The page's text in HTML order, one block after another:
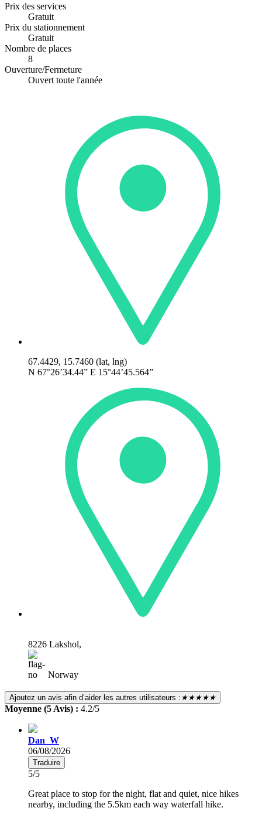
Prix des services
Gratuit
Prix du stationnement
Gratuit
Nombre de places
8
Ouverture/Fermeture
Ouvert toute l'année
67.4429, 15.7460 (lat, lng)
N 67°26’34.44” E 15°44’45.564”
8226 Lakshol,
Norway
Ajoutez un avis afin d’aider les autres utilisateurs : ★★★★★
Moyenne (5 Avis) : 4.2/5
Dan_W
06/08/2026
Traduire
5/5
Great place to stop for the night, flat and quiet, nice hikes
nearby, including the 5.5km each way waterfall hike.